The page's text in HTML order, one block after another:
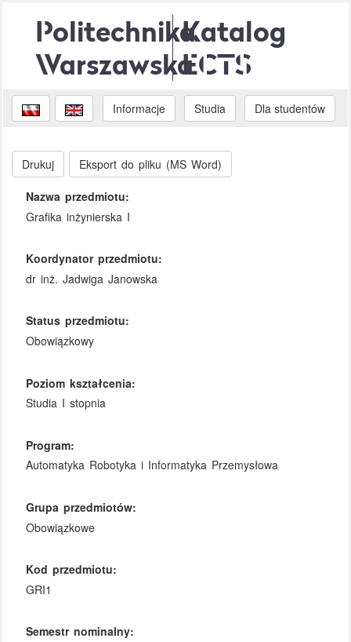
Politechnika
Warszawska
Katalog
ECTS
Informacje Studia Dla studentów
Drukuj Eksport do pliku (MS Word)
Nazwa przedmiotu:
Grafika inżynierska I
Koordynator przedmiotu:
dr inż. Jadwiga Janowska
Status przedmiotu:
Obowiązkowy
Poziom kształcenia:
Studia I stopnia
Program:
Automatyka Robotyka i Informatyka Przemysłowa
Grupa przedmiotów:
Obowiązkowe
Kod przedmiotu:
GRI1
Semestr nominalny: